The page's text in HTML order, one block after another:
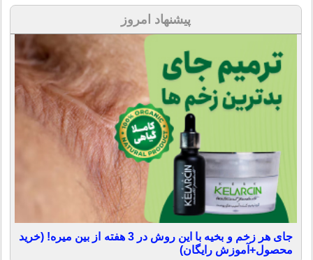
پیشنهاد امروز
جای هر زخم و بخیه با این روش در 3 هفته از بین میره! (خرید
محصول+آموزش رایگان)